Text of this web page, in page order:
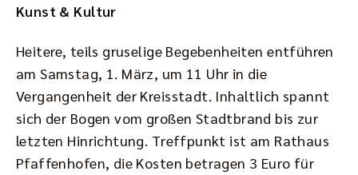
Kunst & Kultur
Heitere, teils gruselige Begebenheiten entführen
am Samstag, 1. März, um 11 Uhr in die
Vergangenheit der Kreisstadt. Inhaltlich spannt
sich der Bogen vom großen Stadtbrand bis zur
letzten Hinrichtung. Treffpunkt ist am Rathaus
Pfaffenhofen, die Kosten betragen 3 Euro für